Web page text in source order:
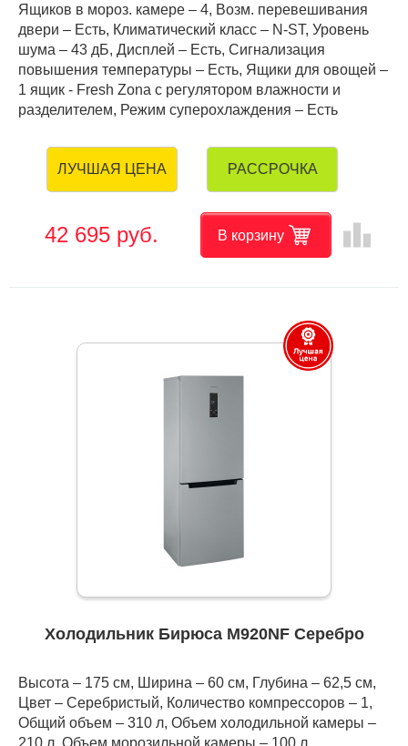
Ящиков в мороз. камере – 4, Возм. перевешивания
двери – Есть, Климатический класс – N-ST, Уровень
шума – 43 дБ, Дисплей – Есть, Сигнализация
повышения температуры – Есть, Ящики для овощей –
1 ящик - Fresh Zona с регулятором влажности и
разделителем, Режим суперохлаждения – Есть
ЛУЧШАЯ ЦЕНА РАССРОЧКА
42 695 руб. В корзину leaderboard
Холодильник Бирюса M920NF Серебро
Высота – 175 см, Ширина – 60 см, Глубина – 62,5 см,
Цвет – Серебристый, Количество компрессоров – 1,
Общий объем – 310 л, Объем холодильной камеры –
210 л, Объем морозильной камеры – 100 л,